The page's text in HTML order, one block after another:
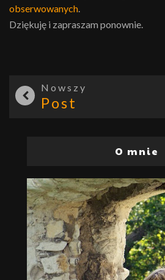
obserwowanych
Dziękuję i zapraszam ponownie.
Nowszy
Post
O mnie